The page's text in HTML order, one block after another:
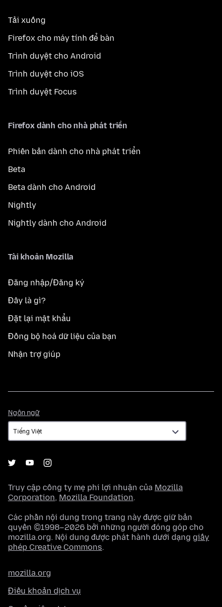
Tải xuống
Firefox cho máy tính để bàn
Trình duyệt cho Android
Trình duyệt cho iOS
Trình duyệt Focus
Firefox dành cho nhà phát triển
Phiên bản dành cho nhà phát triển
Beta
Beta dành cho Android
Nightly
Nightly dành cho Android
Tài khoản Mozilla
Đăng nhập/Đăng ký
Đây là gì?
Đặt lại mật khẩu
Đồng bộ hoá dữ liệu của bạn
Nhận trợ giúp
Ngôn ngữ
ngữ
Truy cập công ty mẹ phi lợi nhuận của Mozilla
Corporation, Mozilla Foundation.
Các phần nội dung trong trang này được giữ bản
quyền ©1998–2026 bởi những người đóng góp cho
mozilla.org. Nội dung được phát hành dưới dạng giấy
phép Creative Commons.
mozilla.org
Điều khoản dịch vụ